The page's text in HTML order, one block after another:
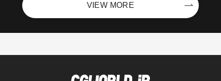
VIEW MORE